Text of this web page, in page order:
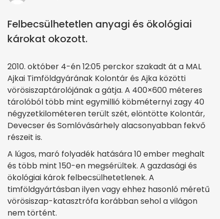
Felbecsülhetetlen anyagi és ökológiai
károkat okozott.
2010. október 4-én 12:05 perckor szakadt át a MAL
Ajkai Timföldgyárának Kolontár és Ajka közötti
vörösiszaptárolójának a gátja. A 400×600 méteres
tárolóból több mint egymillió köbméternyi zagy 40
négyzetkilométeren terült szét, elöntötte Kolontár,
Devecser és Somlóvásárhely alacsonyabban fekvő
részeit is.
A lúgos, maró folyadék hatására 10 ember meghalt
és több mint 150-en megsérültek. A gazdasági és
ökológiai károk felbecsülhetetlenek. A
timföldgyártásban ilyen vagy ehhez hasonló méretű
vörösiszap-katasztrófa korábban sehol a világon
nem történt.